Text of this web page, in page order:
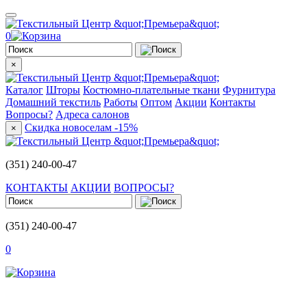
0
×
Каталог Шторы Костюмно-плательные ткани Фурнитура
Домашний текстиль Работы Оптом Акции Контакты
Вопросы? Адреса салонов
× Скидка новоселам -15%
(351) 240-00-47
КОНТАКТЫ АКЦИИ ВОПРОСЫ?
(351) 240-00-47
0